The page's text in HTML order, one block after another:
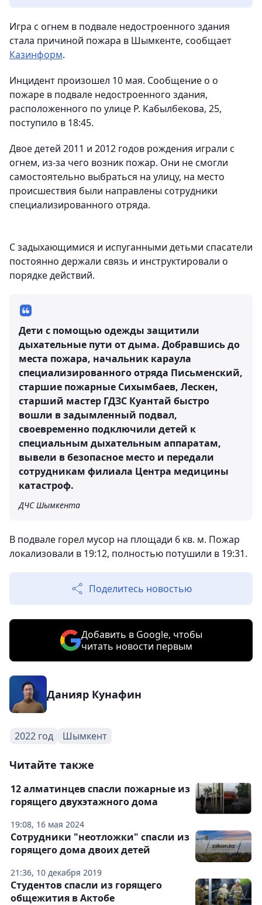
Игра с огнем в подвале недостроенного здания
стала причиной пожара в Шымкенте, сообщает
Казинформ.
Инцидент произошел 10 мая. Сообщение о о
пожаре в подвале недостроенного здания,
расположенного по улице Р. Кабылбекова, 25,
поступило в 18:45.
Двое детей 2011 и 2012 годов рождения играли с
огнем, из-за чего возник пожар. Они не смогли
самостоятельно выбраться на улицу, на место
происшествия были направлены сотрудники
специализированного отряда.
С задыхающимися и испуганными детьми спасатели
постоянно держали связь и инструктировали о
порядке действий.
Дети с помощью одежды защитили
дыхательные пути от дыма. Добравшись до
места пожара, начальник караула
специализированного отряда Письменский,
старшие пожарные Сихымбаев, Лескен,
старший мастер ГДЗС Куантай быстро
вошли в задымленный подвал,
своевременно подключили детей к
специальным дыхательным аппаратам,
вывели в безопасное место и передали
сотрудникам филиала Центра медицины
катастроф.
ДЧС Шымкента
В подвале горел мусор на площади 6 кв. м. Пожар
локализовали в 19:12, полностью потушили в 19:31.
Поделитесь новостью
Добавить в Google, чтобы
читать новости первым
Данияр Кунафин
2022 год Шымкент
Читайте также
19:08, 16 мая 2024
12 алматинцев спасли пожарные из
горящего двухэтажного дома
21:36, 10 декабря 2019
Сотрудники "неотложки" спасли из
горящего дома двоих детей
Студентов спасли из горящего
общежития в Актобе